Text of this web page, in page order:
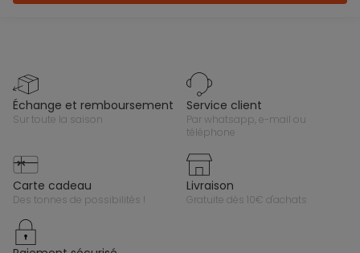
échange et remboursement
sur toute la saison
service client
par whatsapp, e-mail ou
téléphone
carte cadeau
des tonnes de possibilités !
livraison
gratuite dès 10€ d'achats